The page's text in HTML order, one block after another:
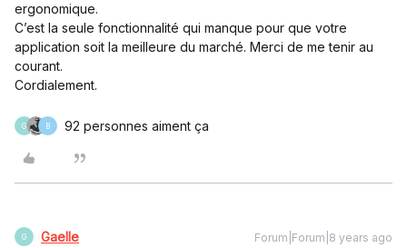
ergonomique.
C’est la seule fonctionnalité qui manque pour que votre
application soit la meilleure du marché. Merci de me tenir au
courant.
Cordialement.
G B 92 personnes aiment ça
G Gaelle Forum|Forum|8 years ago